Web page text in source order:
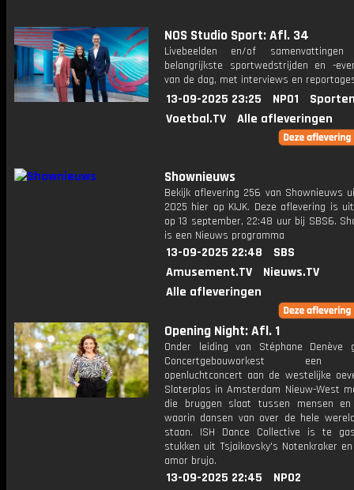
NOS Studio Sport: Afl. 34
Livebeelden en/of
belangrijkste sportwedstrijden en -
van de dag, met interviews en
13-09-2025 23:25 NPO1
Voetbal.TV
Alle afleveringen
Shownieuws
Bekijk aflevering 256 van Shownieuws
2025 hier op KIJK. Deze aflevering is
op 13 september, 22:48 uur bij SBS6.
is een Nieuws programma
13-09-2025 22:48
SBS
Amusement.TV
Nieuws.TV
Alle afleveringen
Opening Night: Afl. 1
Onder leiding van Stéphane Denève
Concertgebouworkest een
openluchtconcert aan de westelijke
Sloterplas in Amsterdam Nieuw-West
die bruggen slaat tussen mensen en
waarin dansen van over de hele
staan. ISH Dance Collective is te
stukken uit Tsjaikovsky's Notenkraker
amor brujo.
13-09-2025 22:45
NPO2